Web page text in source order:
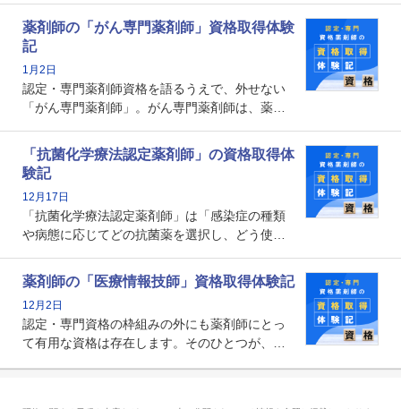
増えているのではないでしょうか。今回はそん
な救急認定薬剤師の取得体験記をご紹介しま
す。
薬剤師の「がん専門薬剤師」資格取得体験
記
1月2日
認定・専門薬剤師資格を語るうえで、外せない
「がん専門薬剤師」。がん専門薬剤師は、薬剤
関する資格として、2009年に発足しました。薬
剤師の専門性を活かして高度化するがん医療に
貢献する姿は、今も病院薬剤師にとって一目置
かれる存在です。
「抗菌化学療法認定薬剤師」の資格取得体
験記
12月17日
「抗菌化学療法認定薬剤師」は「感染症の種類
や病態に応じてどの抗菌薬を選択し、どう使っ
る薬剤師です。現在、感染防止対策加算の施設
基準に専任の薬剤師配置が挙げられており、今
後は感染症領域で薬剤師に、より多くの役割が
求められる可能性もあります。
薬剤師の「医療情報技師」資格取得体験記
12月2日
認定・専門資格の枠組みの外にも薬剤師にとっ
て有用な資格は存在します。そのひとつが、